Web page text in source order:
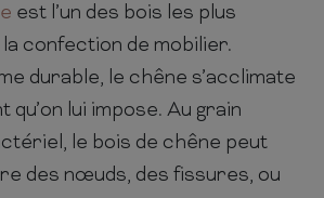
est l’un des bois les plus
confection de mobilier.
durable, le chêne s’acclimate
lui impose. Au grain
le bois de chêne peut
des nœuds, des fissures, ou